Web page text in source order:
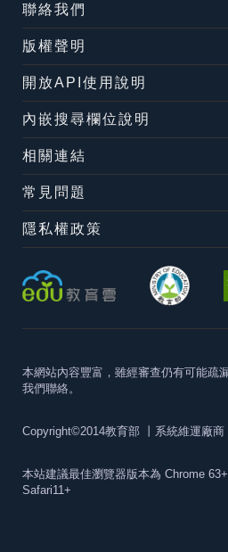
聯絡我們
版權聲明
開放API使用說明
內嵌搜尋欄位說明
相關連結
常見問題
隱私權政策
本網站內容豐富，雖經審查仍有可能疏
我們聯絡。
Copyright©2014教育部 丨系統維運廠
本站建議最佳瀏覽器版本為 Chrome
Safari11+